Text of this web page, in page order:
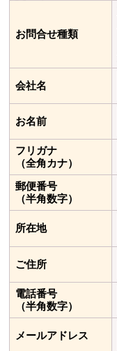
お問合せ種類
会社名
お名前
フリガナ
（全角カナ）
郵便番号
（半角数字）
所在地
ご住所
電話番号
（半角数字）
メールアドレス